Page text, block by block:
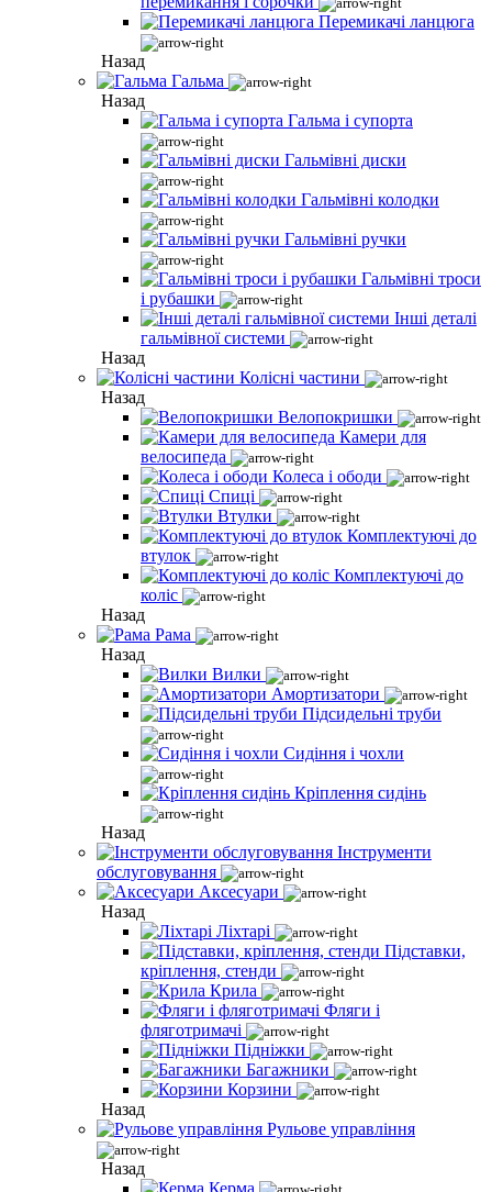
Перемикачі ланцюга
Назад
Гальма
Назад
Гальма і супорта
Гальмівні диски
Гальмівні колодки
Гальмівні ручки
Гальмівні троси
і рубашки
Інші деталі
гальмівної системи
Назад
Колісні частини
Назад
Велопокришки
Камери для
велосипеда
Колеса і ободи
Спиці
Втулки
Комплектуючі до
втулок
Комплектуючі до
коліс
Назад
Рама
Назад
Вилки
Амортизатори
Підсидельні труби
Сидіння і чохли
Кріплення сидінь
Назад
Інструменти
обслуговування
Аксесуари
Назад
Ліхтарі
Підставки,
кріплення, стенди
Крила
Фляги і
фляготримачі
Підніжки
Багажники
Корзини
Назад
Рульове управління
Назад
Керма